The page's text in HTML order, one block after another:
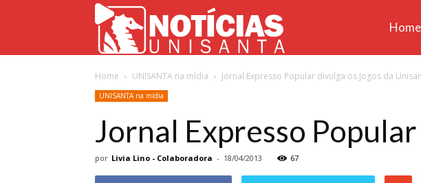
Unisanta
Home
Home UNISANTA na mídia Jornal Expresso Popular divulga os Jogos da
UNISANTA na mídia
Jornal Expresso
por Livia Lino - Colaboradora - 18/04/2013 67